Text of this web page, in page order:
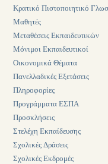
Κρατικό Πιστοποιητικό
Μαθητές
Μεταθέσεις Εκπαιδευτικών
Μόνιμοι Εκπαιδευτικοί
Οικονομικά Θέματα
Πανελλαδικές Εξετάσεις
Πληροφορίες
Προγράμματα ΕΣΠΑ
Προσκλήσεις
Στελέχη Εκπαίδευσης
Σχολικές Δράσεις
Σχολικές Εκδρομές